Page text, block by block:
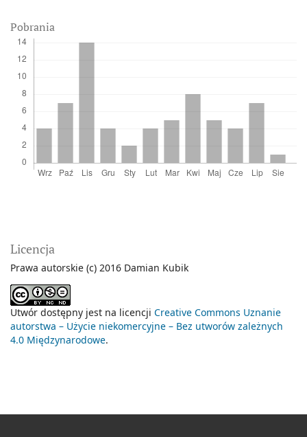
Pobrania
Licencja
Prawa autorskie (c) 2016 Damian Kubik
Utwór dostępny jest na licencji Creative Commons Uznanie
autorstwa – Użycie niekomercyjne – Bez utworów zależnych
4.0 Międzynarodowe.